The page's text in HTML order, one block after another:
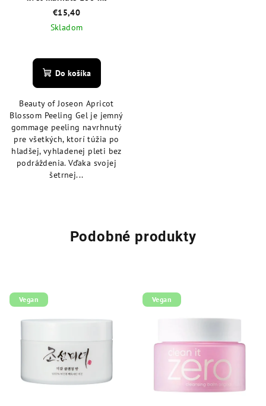
€15,40
Skladom
hodnotenie
produktu
z
5
hviezdičiek.
Do košíka
Beauty of Joseon Apricot
Blossom Peeling Gel je jemný
gommage peeling navrhnutý
pre všetkých, ktorí túžia po
hladšej, vyhladenej pleti bez
podráždenia. Vďaka svojej
šetrnej...
Podobné produkty
Vegan Vegan